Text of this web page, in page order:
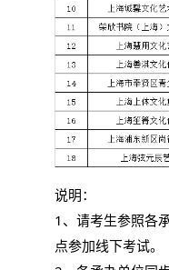
说明：
1、请考生参照各
点参加线下考试。